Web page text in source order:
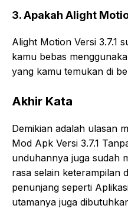
3. Apakah Alight
Alight Motion Versi 3.7.1
kamu bebas
yang kamu temukan di
Akhir Kata
Demikian adalah ulasan
Mod Apk Versi 3.7.1
unduhannya juga sudah
rasa selain keterampilan
penunjang seperti
utamanya juga